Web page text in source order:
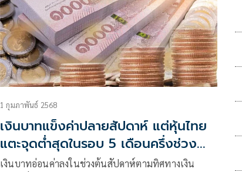
1 กุมภาพันธ์ 2568
เงินบาทแข็งค่าปลายสัปดาห์ แต่หุ้นไทย
แตะจุดต่ำสุดในรอบ 5 เดือนครึ่งช่วง
ท้ายสัปดาห์
เงินบาทอ่อนค่าลงในช่วงต้นสัปดาห์ตามทิศทางเงิน